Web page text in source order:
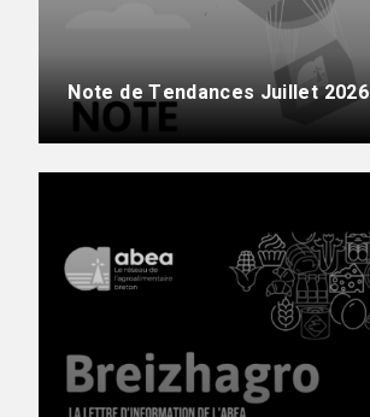
Note de Tendances Juillet 2026